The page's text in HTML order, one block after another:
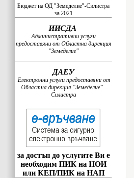
Бюджет на ОД "Земеделие"-Силистра
за 2021
ИИСДА
Административни услуги
предоставяни от Областна дирекция
"Земеделие"
ДАЕУ
Електронни услуги предоставяни от
Областна дирекция "Земеделие" -
Силистра
за достъп до услугите Ви е
необходим ПИК на НОИ
или КЕП/ПИК на НАП